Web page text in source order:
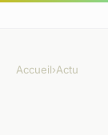
Accueil›Actu